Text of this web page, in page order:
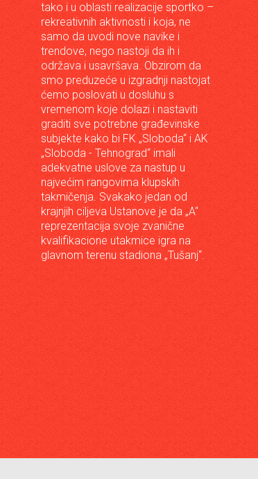
tako i u oblasti realizacije sportko –
rekreativnih aktivnosti i koja, ne
samo da uvodi nove navike i
trendove, nego nastoji da ih i
održava i usavršava. Obzirom da
smo preduzeće u izgradnji nastojat
ćemo poslovati u dosluhu s
vremenom koje dolazi i nastaviti
graditi sve potrebne građevinske
subjekte kako bi FK „Sloboda“ i AK
„Sloboda - Tehnograd“ imali
adekvatne uslove za nastup u
najvećim rangovima klupskih
takmičenja. Svakako jedan od
krajnjih ciljeva Ustanove je da „A“
reprezentacija svoje zvanične
kvalifikacione utakmice igra na
glavnom terenu stadiona „Tušanj“.